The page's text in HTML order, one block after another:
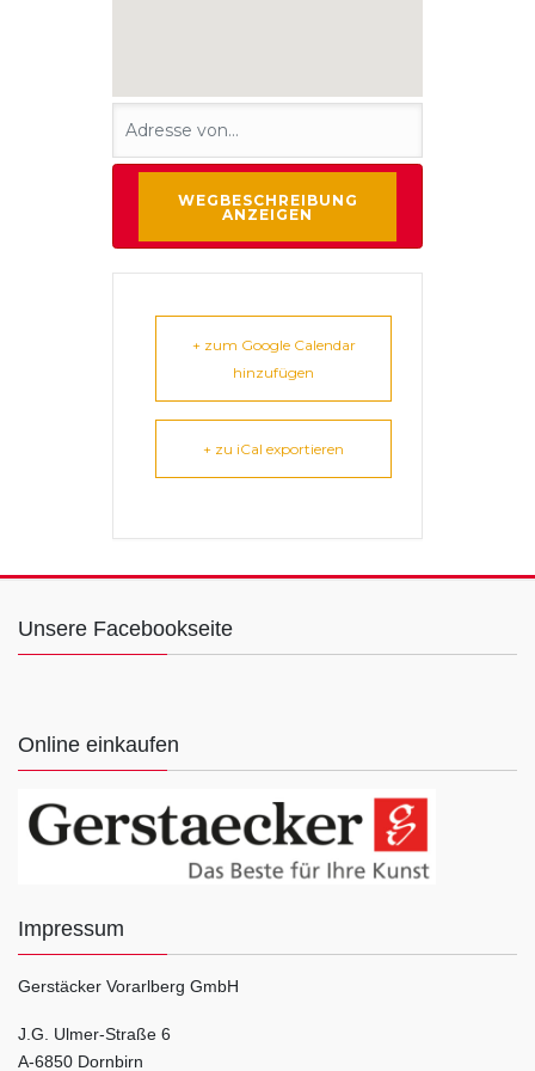
+ zum Google Calendar
hinzufügen
+ zu iCal exportieren
Unsere Facebookseite
Online einkaufen
Impressum
Gerstäcker Vorarlberg GmbH
J.G. Ulmer-Straße 6
A-6850 Dornbirn